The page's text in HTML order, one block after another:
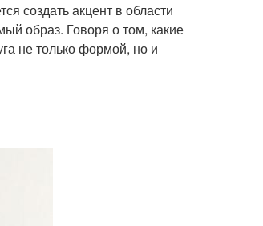
создать акцент в области
образ. Говоря о том, какие
не только формой, но и